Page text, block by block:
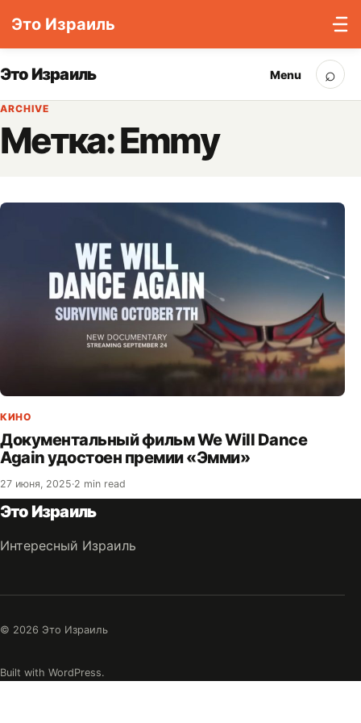
Это Израиль
Это Израиль Menu ⌕
ARCHIVE
Метка:Emmy
КИНО
Документальный фильм We Will Dance
Again удостоен премии «Эмми»
27 июня, 2025·2 min read
Это Израиль
Интересный Израиль
© 2026 Это Израиль
Built with WordPress.